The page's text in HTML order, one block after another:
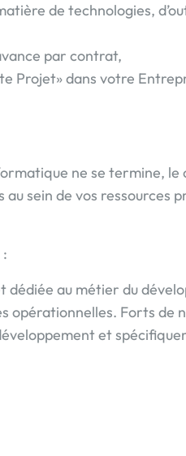
de technologies,
par contrat,
Projet» dans votre
ne se termine, le
sein de vos ressources
dédiée au métier du
opérationnelles. Forts de
et